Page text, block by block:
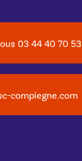
03 44 40 70 53
compiegne.com